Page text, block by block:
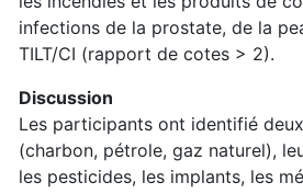
infections de la prostate, de la
TILT/CI (rapport de cotes > 2).
Discussion
Les participants ont identifié
(charbon, pétrole, gaz naturel),
les pesticides, les implants, les